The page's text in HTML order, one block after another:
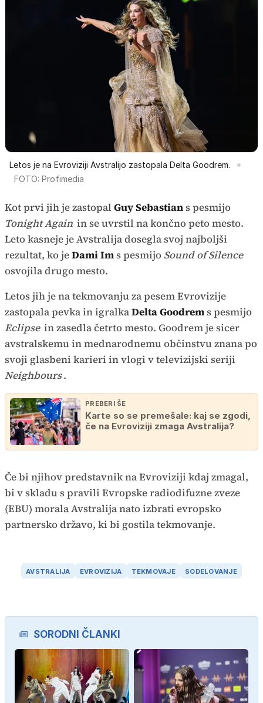
Letos je na Evroviziji Avstralijo zastopala Delta Goodrem.
FOTO: Profimedia
Kot prvi jih je zastopal Guy Sebastians pesmijo
Tonight Again in se uvrstil na končno peto mesto.
Leto kasneje je Avstralija dosegla svoj najboljši
rezultat, ko jeDami Ims pesmijo Sound of Silence
osvojila drugo mesto.
Letos jih je na tekmovanju za pesem Evrovizije
zastopala pevka in igralkaDelta Goodrems pesmijo
Eclipse in zasedla četrto mesto. Goodrem je sicer
avstralskemu in mednarodnemu občinstvu znana po
svoji glasbeni karieri in vlogi v televizijski seriji
Neighbours.
PREBERI ŠE
Karte so se premešale: kaj se zgodi,
če na Evroviziji zmaga Avstralija?
Če bi njihov predstavnik na Evroviziji kdaj zmagal,
bi v skladu s pravili Evropske radiodifuzne zveze
(EBU) morala Avstralija nato izbrati evropsko
partnersko državo, ki bi gostila tekmovanje.
AVSTRALIJA EVROVIZIJA TEKMOVAJE SODELOVANJE
SORODNI ČLANKI